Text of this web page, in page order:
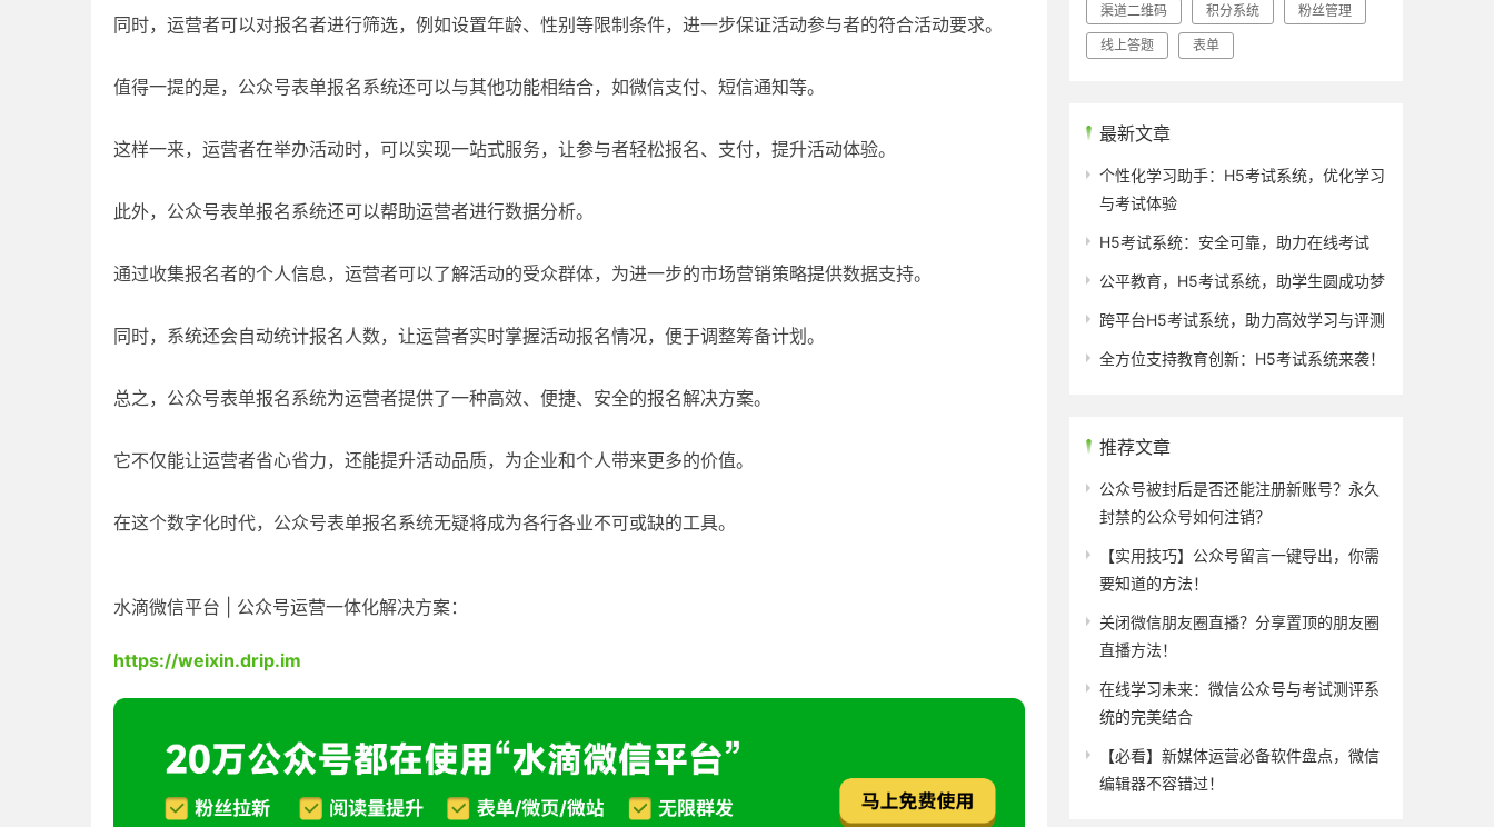
同时，运营者可以对报名者进行筛选，例如设置年龄、性别等限制条件，进一步保证活动参与者的符合活动要求。
值得一提的是，公众号表单报名系统还可以与其他功能相结合，如微信支付、短信通知等。
这样一来，运营者在举办活动时，可以实现一站式服务，让参与者轻松报名、支付，提升活动体验。
此外，公众号表单报名系统还可以帮助运营者进行数据分析。
通过收集报名者的个人信息，运营者可以了解活动的受众群体，为进一步的市场营销策略提供数据支持。
同时，系统还会自动统计报名人数，让运营者实时掌握活动报名情况，便于调整筹备计划。
总之，公众号表单报名系统为运营者提供了一种高效、便捷、安全的报名解决方案。
它不仅能让运营者省心省力，还能提升活动品质，为企业和个人带来更多的价值。
在这个数字化时代，公众号表单报名系统无疑将成为各行各业不可或缺的工具。
水滴微信平台 | 公众号运营一体化解决方案：
https://weixin.drip.im
渠道二维码 积分系统 粉丝管理
线上答题 表单
最新文章
个性化学习助手：H5考试系统，优化学习
与考试体验
H5考试系统：安全可靠，助力在线考试
公平教育，H5考试系统，助学生圆成功梦
跨平台H5考试系统，助力高效学习与评测
全方位支持教育创新：H5考试系统来袭！
推荐文章
公众号被封后是否还能注册新账号？永久
封禁的公众号如何注销？
【实用技巧】公众号留言一键导出，你需
要知道的方法！
关闭微信朋友圈直播？分享置顶的朋友圈
直播方法！
在线学习未来：微信公众号与考试测评系
统的完美结合
【必看】新媒体运营必备软件盘点，微信
编辑器不容错过！